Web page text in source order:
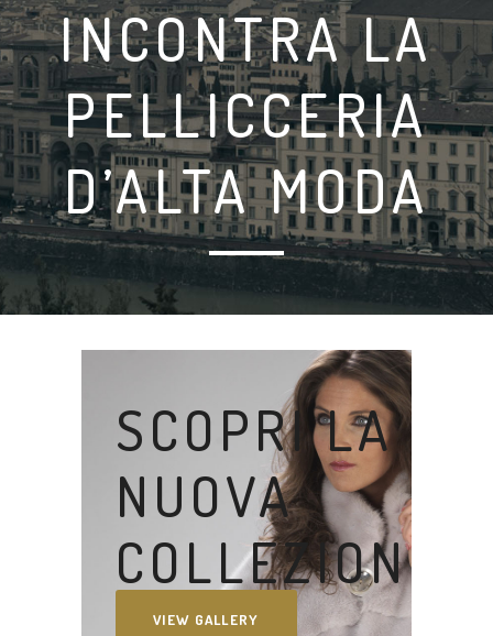
INCONTRA LA
PELLICCERIA
D’ALTA MODA
SCOPRI LA
NUOVA
COLLEZIONE
VIEW GALLERY